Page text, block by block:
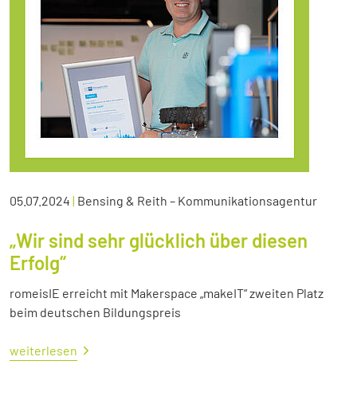
05.07.2024 | Bensing & Reith – Kommunikationsagentur
„Wir sind sehr glücklich über diesen
Erfolg“
romeisIE erreicht mit Makerspace „makeIT“ zweiten Platz
beim deutschen Bildungspreis
weiterlesen